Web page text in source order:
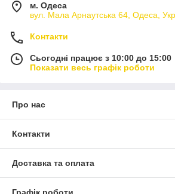
м. Одеса
вул. Мала Арнаутська 64, Одеса,
Контакти
Сьогодні працює з 10:00 до 15:00
Показати весь графік роботи
Про нас
Контакти
Доставка та оплата